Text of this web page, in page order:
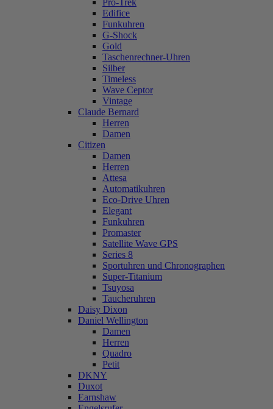
Pro-Trek
Edifice
Funkuhren
G-Shock
Gold
Taschenrechner-Uhren
Silber
Timeless
Wave Ceptor
Vintage
Claude Bernard
Herren
Damen
Citizen
Damen
Herren
Attesa
Automatikuhren
Eco-Drive Uhren
Elegant
Funkuhren
Promaster
Satellite Wave GPS
Series 8
Sportuhren und Chronographen
Super-Titanium
Tsuyosa
Taucheruhren
Daisy Dixon
Daniel Wellington
Damen
Herren
Quadro
Petit
DKNY
Duxot
Earnshaw